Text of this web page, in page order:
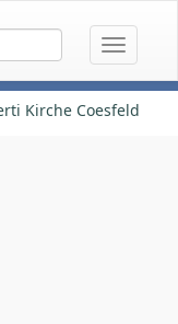
Kirche Coesfeld